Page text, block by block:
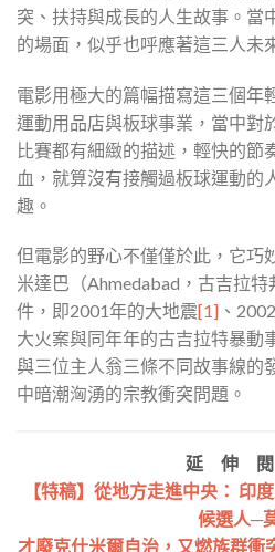
突、扶持與成長的人生故事。當
的場面，似乎也呼應著這三人未
電影用極大的篇幅描寫這三個年
運動用品店與板球事業，當中對
比賽都有細緻的描述，輕快的節
血，就算沒有接觸過板球運動的
趣。
但電影的野心不僅僅於此，它巧
米達巴（Ahmedabad，古吉拉
件，即2001年的大地震[1] 、
大火案與同年年的古吉拉特暴動
與三位主人翁三條不同故事線的
中暗潮洶湧的宗教衝突問題。
延 伸
【特稿】從地方走進中央： 印
候選人─
才廢克什米爾自治，又燃族群衝